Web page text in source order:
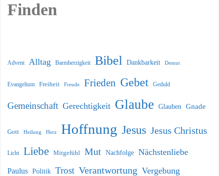
Finden
Advent Alltag Barmherzigkeit Bibel Dankbarkeit Demut
Evangelium Freiheit Freude Frieden Gebet Geduld
Gemeinschaft Gerechtigkeit Glaube Glauben Gnade
Gott Heilung Herz Hoffnung Jesus Jesus Christus
Licht Liebe Mitgefühl Mut Nachfolge Nächstenliebe
Paulus Politik Trost Verantwortung Vergebung